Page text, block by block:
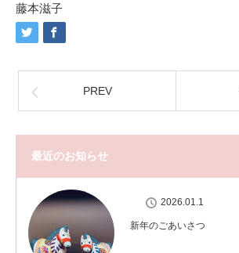
藤本滋子
PREV
最近のお知らせ
2026.01.1
新年のごあいさつ